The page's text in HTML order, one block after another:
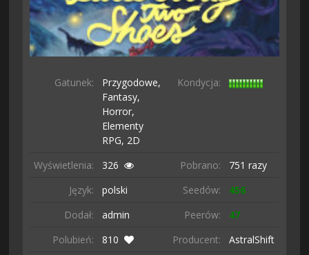
Gatunek:
Przygodowe,
Fantasy,
Horror,
Elementy
RPG, 2D
Kondycja:
Wyświetlenia: 326 Pobrano:
751 razy
Język:
polski Seedów:
456
Dodał:
admin Peerów:
47
Polubień:
810 Producent:
AstralShift